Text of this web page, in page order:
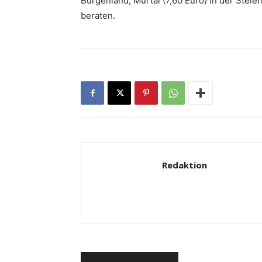
beraten.
Redaktion